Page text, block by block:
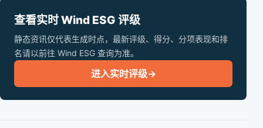
查看实时 Wind ESG 评级
静态资讯仅代表生成时点，最新评级、得分、分项表现和排
名请以前往 Wind ESG 查询为准。
进入实时评级→